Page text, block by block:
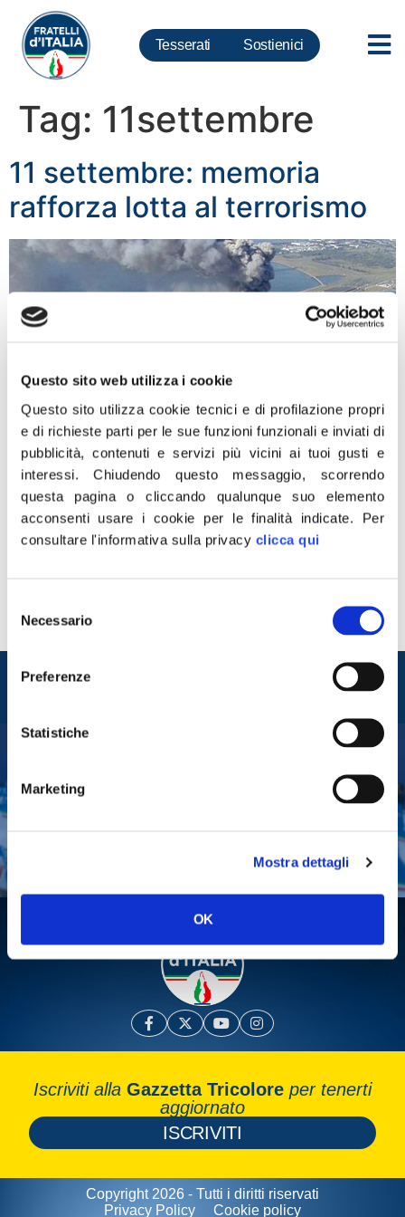
Questo sito web utilizza i cookie
Questo sito utilizza cookie tecnici e di profilazione propri
e di richieste parti per le sue funzioni funzionali e inviati di
pubblicità, contenuti e servizi più vicini ai tuoi gusti e
interessi.Chiudendo questo messaggio, scorrendo
questa pagina o cliccando qualunque suo elemento
acconsenti usare i cookie per le finalità indicate. Per
consultare l'informativa sulla privacy clicca qui
delNecessario
Preferenze
Statistiche
Marketing
Mostra dettagli
OK
Tesserati Sostienici
Tag: 11settembre
11 settembre: memoria
rafforza lotta al terrorismo
“L’11settembre 2001 fu una data che non solo colpì il
cuore del popolo statunitense ma dell’intero Occidente.
Sono trascorsi 24 anni da quel feroce attentato
che, con tutto il Governo italiano, desidero esprimere
alle famiglie, nel segno […]
Entra nel mondo di
Iscriviti alla Gazzetta Tricolore per tenerti
aggiornato
ISCRIVITI
Copyright 2026 - Tutti i diritti riservati
Privacy Policy
Cookie policy